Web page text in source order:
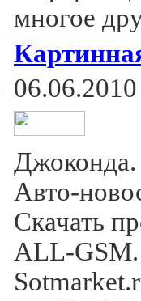
многое
06.06.2010
Авто-
Скачать
ALL-